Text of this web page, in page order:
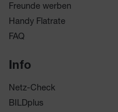
Freunde werben
Handy Flatrate
FAQ
Info
Netz-Check
BILDplus